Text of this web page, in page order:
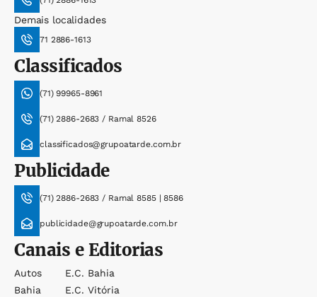
Demais localidades
71 2886-1613
Classificados
(71) 99965-8961
(71) 2886-2683 / Ramal 8526
classificados@grupoatarde.com.br
Publicidade
(71) 2886-2683 / Ramal 8585 | 8586
publicidade@grupoatarde.com.br
Canais e Editorias
Autos
Bahia
E.c. Bahia
E.c. Vitória